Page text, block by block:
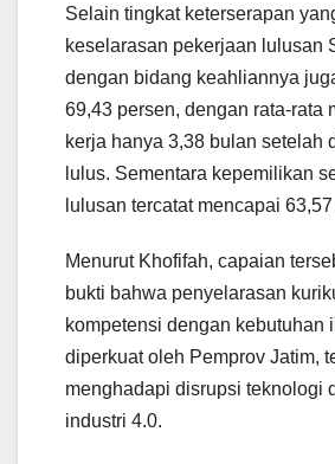
Selain tingkat keterserapan
keselarasan pekerjaan lulusan
dengan bidang keahliannya
69,43 persen, dengan rata-rata
kerja hanya 3,38 bulan setelah
lulus. Sementara kepemilikan
lulusan tercatat mencapai
Menurut Khofifah, capaian
bukti bahwa penyelarasan
kompetensi dengan kebutuhan
diperkuat oleh Pemprov Jatim,
menghadapi disrupsi teknologi
industri 4.0.